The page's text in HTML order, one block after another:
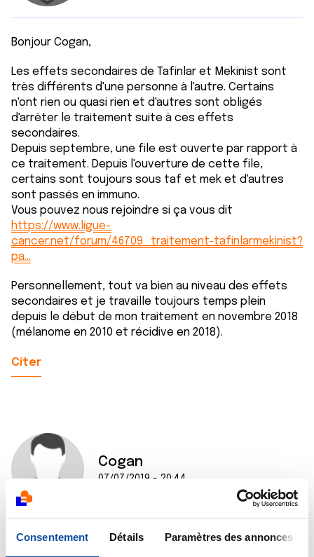
Consentement Détails Paramètres des annonces
Bonjour Cogan,
Les effets secondaires de Tafinlar et Mekinist sont
très différents d'une personne à l'autre. Certains
n'ont rien ou quasi rien et d'autres sont obligés
d'arrêter le traitement suite à ces effets
secondaires.
Depuis septembre, une file est ouverte par rapport à
ce traitement. Depuis l'ouverture de cette file,
certains sont toujours sous taf et mek et d'autres
sont passés en immuno.
Vous pouvez nous rejoindre si ça vous dit
https://www.ligue-
cancer.net/forum/46709_traitement-tafinlarmekinist?
pa…
Personnellement, tout va bien au niveau des effets
secondaires et je travaille toujours temps plein
depuis le début de mon traitement en novembre 2018
(mélanome en 2010 et récidive en 2018).
Citer
Cogan
07/07/2019 - 20:44
Bonsoir, je voulais vous demander vous aviez le plus